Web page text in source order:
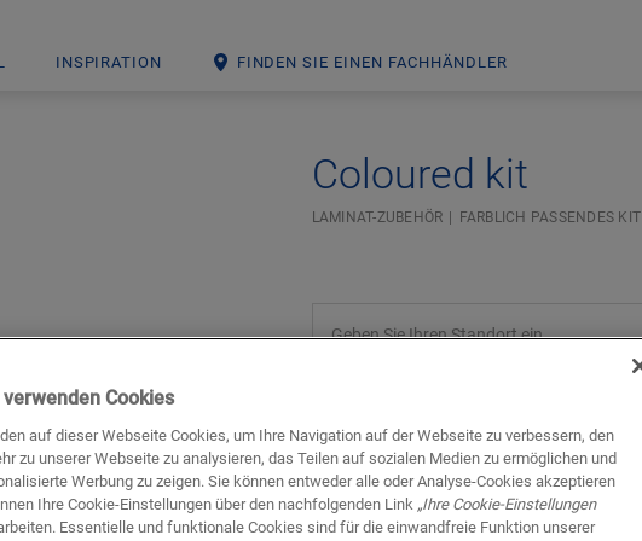
INSPIRATION FINDEN SIE EINEN FACHHÄNDLER
Coloured kit
LAMINAT-ZUBEHÖR FARBLICH PASSENDES KIT
Schnell wechseln zu Downloads
Cookies
auf dieser Webseite Cookies, um Ihre Navigation auf der Webseite zu verbessern, den
zu unserer Webseite zu analysieren, das Teilen auf sozialen Medien zu ermöglichen und
Werbung zu zeigen. Sie können entweder alle oder Analyse-Cookies akzeptieren
Ihre Cookie-Einstellungen über den nachfolgenden Link „Ihre Cookie-Einstellungen
Essentielle und funktionale Cookies sind für die einwandfreie Funktion unserer